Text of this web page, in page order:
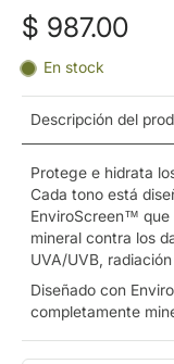
$ 987.00
En stock
Descripción del
Protege e hidrata
Cada tono está
EnviroScreen™
mineral contra los
UVA/UVB,
Diseñado con
completamente